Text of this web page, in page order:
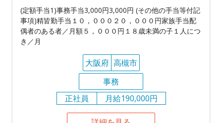
(定額手当1)事務手当3,000円3,000円 (その他の手当等付記
事項)精皆勤手当１０，０００２０，０００円家族手当配
偶者のある者／月額５，０００円１８歳未満の子１人につ
き／月
大阪府 高槻市
事務
正社員
月給190,000円